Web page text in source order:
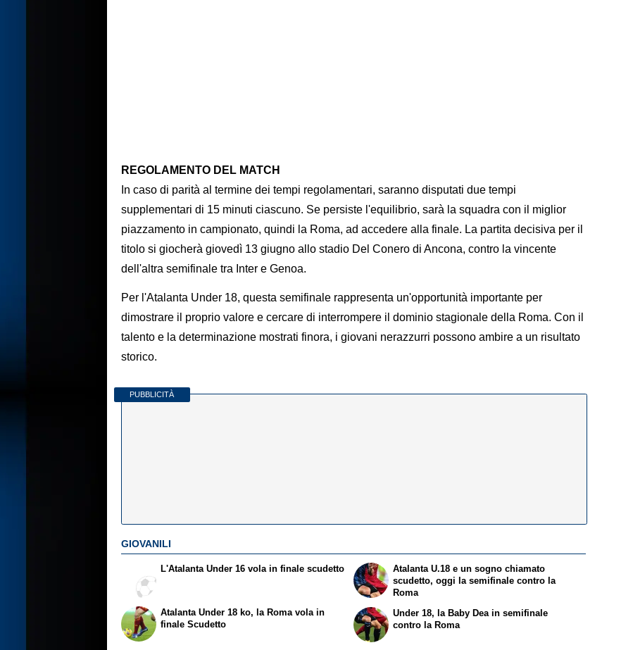
REGOLAMENTO DEL MATCH
In caso di parità al termine dei tempi regolamentari, saranno disputati due tempi
supplementari di 15 minuti ciascuno. Se persiste l'equilibrio, sarà la squadra con il miglior
piazzamento in campionato, quindi la Roma, ad accedere alla finale. La partita decisiva per il
titolo si giocherà giovedì 13 giugno allo stadio Del Conero di Ancona, contro la vincente
dell'altra semifinale tra Inter e Genoa.
Per l'Atalanta Under 18, questa semifinale rappresenta un'opportunità importante per
dimostrare il proprio valore e cercare di interrompere il dominio stagionale della Roma. Con il
talento e la determinazione mostrati finora, i giovani nerazzurri possono ambire a un risultato
storico.
PUBBLICITÀ
GIOVANILI
L'Atalanta Under 16 vola in finale scudetto
Atalanta Under 18 ko, la Roma vola in
finale Scudetto
Atalanta U.18 e un sogno chiamato
scudetto, oggi la semifinale contro la
Roma
Under 18, la Baby Dea in semifinale
contro la Roma